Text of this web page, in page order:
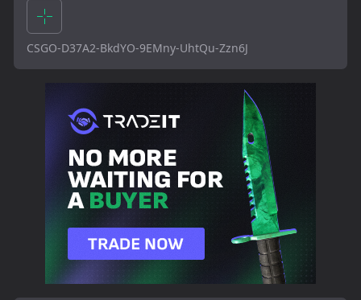
CSGO-D37A2-BkdYO-9EMny-UhtQu-Zzn6J